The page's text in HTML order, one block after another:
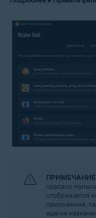
сделало
отображается
приложений,
еще не